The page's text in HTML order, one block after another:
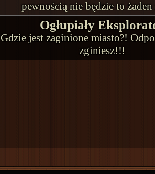
pewnością nie będzie to
Ogłupiały
Gdzie jest zaginione miasto?!
zginiesz!!!